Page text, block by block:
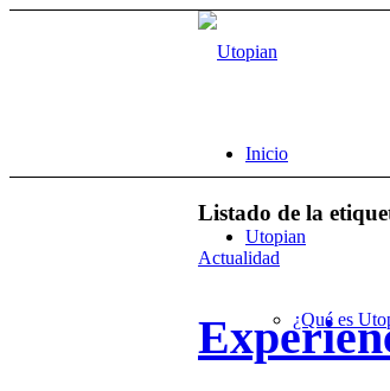
Inicio
Utopian
¿Qué es
Listado de la
Actualidad